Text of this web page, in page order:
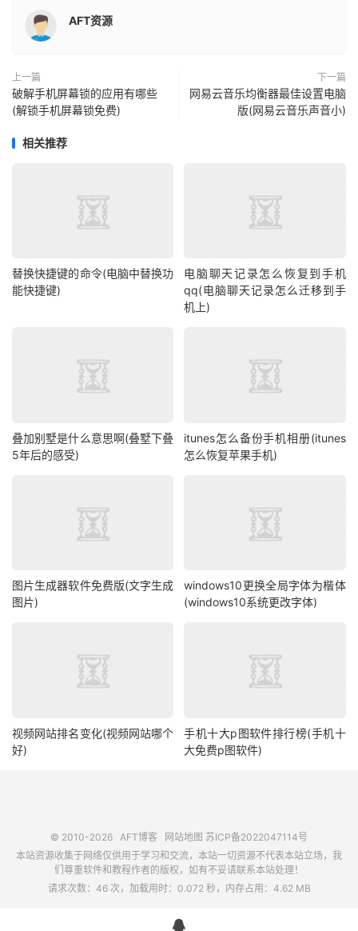
AFT资源
上一篇
破解手机屏幕锁的应用有哪些
(解锁手机屏幕锁免费)
下一篇
网易云音乐均衡器最佳设置电脑
版(网易云音乐声音小)
相关推荐
替换快捷键的命令(电脑中替换功
能快捷键)
电脑聊天记录怎么恢复到手机
qq(电脑聊天记录怎么迁移到手
机上)
叠加别墅是什么意思啊(叠墅下叠
5年后的感受)
itunes怎么备份手机相册(itunes
怎么恢复苹果手机)
图片生成器软件免费版(文字生成
图片)
windows10更换全局字体为楷体
(windows10系统更改字体)
视频网站排名变化(视频网站哪个
好)
手机十大p图软件排行榜(手机十
大免费p图软件)
© 2010-2026 AFT博客 网站地图 苏ICP备2022047114号
本站资源收集于网络仅供用于学习和交流，本站一切资源不代表本站立场，我
们尊重软件和教程作者的版权，如有不妥请联系本站处理！
请求次数：46 次，加载用时：0.072 秒，内存占用：4.62 MB
